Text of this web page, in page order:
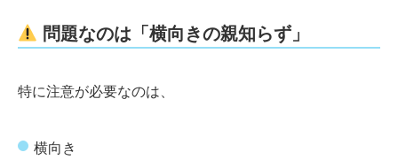
問題なのは「横向きの親知らず」
特に注意が必要なのは、
横向き